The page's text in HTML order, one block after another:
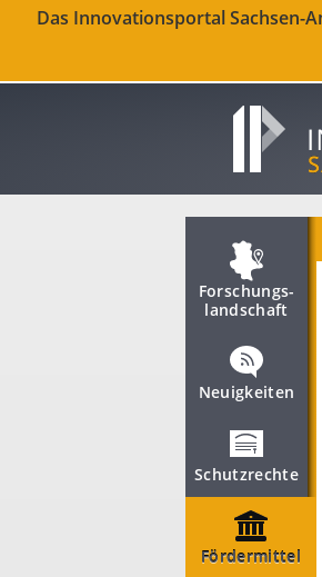
Das Innovationsportal Sachsen-
Forschungs­
landschaft
Neuigkeiten
Schutzrechte
Fördermittel